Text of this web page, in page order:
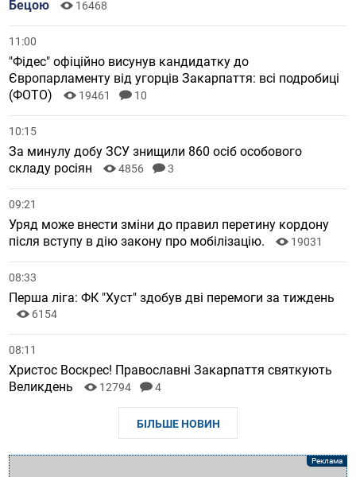
Бецою 16468
11:00
"Фідес" офіційно висунув кандидатку до
Європарламенту від угорців Закарпаття: всі подробиці
(ФОТО)
19461 10
10:15
За минулу добу ЗСУ знищили 860 осіб особового
складу росіян
4856 3
09:21
Уряд може внести зміни до правил перетину кордону
після вступу в дію закону про мобілізацію.
19031
08:33
Перша ліга: ФК "Хуст" здобув дві перемоги за тиждень
6154
08:11
Христос Воскрес! Православні Закарпаття святкують
Великдень
12794 4
БІЛЬШЕ НОВИН